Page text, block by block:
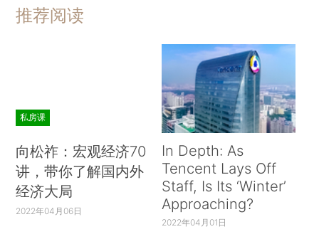
推荐阅读
私房课
向松祚：宏观经济70
讲，带你了解国内外
经济大局
2022年04月06日
In Depth: As
Tencent Lays Off
Staff, Is Its ‘Winter’
Approaching?
2022年04月01日